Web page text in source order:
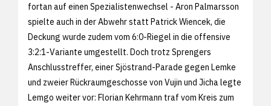
fortan auf einen Spezialistenwechsel - Aron Palmarsson
spielte auch in der Abwehr statt Patrick Wiencek, die
Deckung wurde zudem vom 6:0-Riegel in die offensive
3:2:1-Variante umgestellt. Doch trotz Sprengers
Anschlusstreffer, einer Sjöstrand-Parade gegen Lemke
und zweier Rückraumgeschosse von Vujin und Jicha legte
Lemgo weiter vor: Florian Kehrmann traf vom Kreis zum